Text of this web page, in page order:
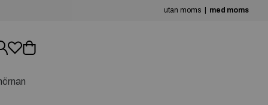
utan moms med moms